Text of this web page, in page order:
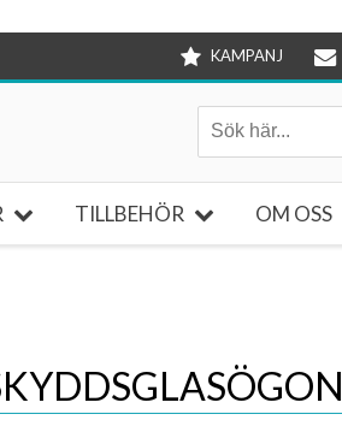
KAMPANJ
TILLBEHÖR OM OSS